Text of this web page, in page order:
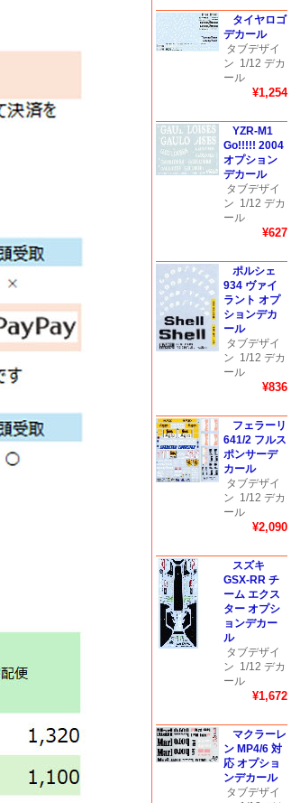
タイヤロゴ
デカール
タブデザイ
ン 1/12 デカ
ール
¥1,254
YZR-M1
Go!!!!! 2004
オプション
デカール
タブデザイ
ン 1/12 デカ
ール
¥627
ポルシェ
934 ヴァイ
ラント オプ
ションデカ
ール
タブデザイ
ン 1/12 デカ
ール
¥836
フェラーリ
641/2 フルス
ポンサーデ
カール
タブデザイ
ン 1/12 デカ
ール
¥2,090
スズキ
GSX-RR チ
ーム エクス
ター オプシ
ョンデカー
ル
タブデザイ
ン 1/12 デカ
ール
¥1,672
マクラーレ
ン MP4/6 対
応 オプショ
ンデカール
タブデザイ